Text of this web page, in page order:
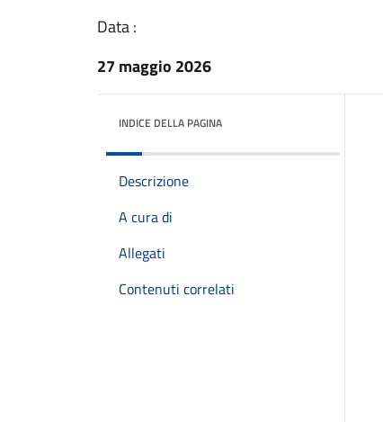
Data :
27 maggio 2026
INDICE DELLA PAGINA
Descrizione
A cura di
Allegati
Contenuti correlati